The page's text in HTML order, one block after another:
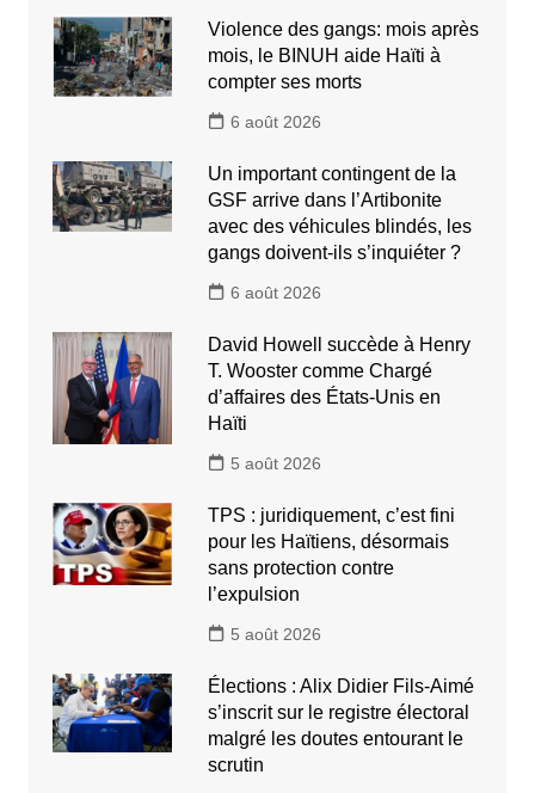
Violence des gangs: mois après
mois, le BINUH aide Haïti à
compter ses morts
6 août 2026
Un important contingent de la
GSF arrive dans l’Artibonite
avec des véhicules blindés, les
gangs doivent-ils s’inquiéter ?
6 août 2026
David Howell succède à Henry
T. Wooster comme Chargé
d’affaires des États-Unis en
Haïti
5 août 2026
TPS : juridiquement, c’est fini
pour les Haïtiens, désormais
sans protection contre
l’expulsion
5 août 2026
Élections : Alix Didier Fils-Aimé
s’inscrit sur le registre électoral
malgré les doutes entourant le
scrutin